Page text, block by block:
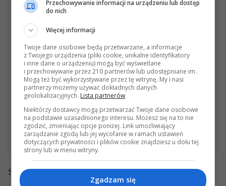
wysłana przez Marek70 45073
Nakładki na zaciski hamulcowe
wysłana przez Prezes1960 6 72564
Tarcze nawiercane
Ostatnia wiadomość: 15 Kwietnia 2021, 11:26 33s wysłana przez Prezes1960
wysłana przez Demon9999PL 13 75842
Auto hold
Ostatnia wiadomość: 22 Marca 2021, 12:07 12s wysłana przez majkone
Strony:
Przechowywanie informacji na urządzeniu lub dostęp
do nich
Więcej informacji
Twoje dane osobowe będą przetwarzane, a informacje
z Twojego urządzenia (pliki cookie, unikalne identyfikatory
i inne dane o urządzeniu) mogą być wyświetlane
i przechowywane przez 210 partnerów lub udostępniane im.
Mogą też być wykorzystywane przez tę witrynę. My i nasi
partnerzy możemy używać dokładnych danych
geolokalizacyjnych. Lista partnerów
Niektórzy dostawcy mogą przetwarzać Twoje dane osobowe
na podstawie uzasadnionego interesu. Możesz się na to nie
zgodzić, zmieniając opcje poniżej. Link umożliwiający
zarządzanie zgodą lub jej wycofanie w ramach ustawień
dotyczących prywatności i plików cookie znajdziesz u dołu tej
strony lub w menu witryny.
Zgadzam się